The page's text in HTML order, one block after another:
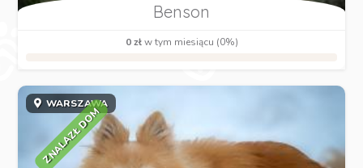
Benson
0 złw tym miesiącu (0%)
WARSZAWA
ZNALAZŁ DOM